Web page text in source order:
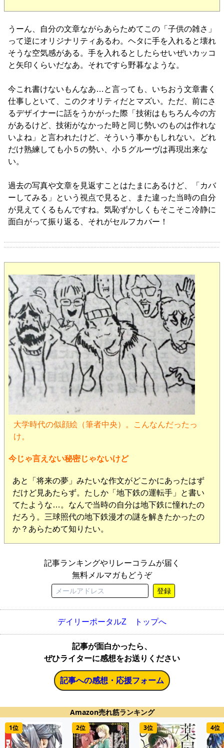
うーん、自分の文章ながらあらためてこの「子供の雑さ」
って逆にオリジナリティあるわ。ヘタに手を入れると壊れ
そうな空気感がある。手を入れるとしたらせいぜいカッコ
と矢印くらいだなあ。それですら野暮なような。
今これ書けないもんなあ…と言っても、いちおう文章書く
仕事しといて、このクオリティだとマズい。ただ、前にさ
るデザイナーに話をうかがった際「技術はもちろん今の方
があるけど、技術がなかった時と同じ勢いのものは作れな
いよね」と言われたけど、そういう事かもしれない。どれ
だけ熟練しても小５の勢い、小５グルーヴは再現出来な
い。
過去の写真や文章を見返すことはたまにあるけど、「カバ
ーしてみる」という視点で見ると、また違った当時の自分
が見えてくるもんですね。気恥ずかしくもそこそこ冷静に
面白がって振り返る、それがセルフカバー！
大学時代の似顔絵（筆者中央）。こんなんだったっ
け。
今じゃ言えない秘密じゃないけど
あと「将来の夢」みたいな作文がどこかにあったはず
だけど見あたらず。たしか「地下鉄の運転手」と書い
てたような…。なんで当時の自分は地下鉄に憧れたの
だろう。三球照代の地下鉄漫才の謎を解きたかったの
か？あらためて知りたい。
記事ランキングやリレーコラムが届く
無料メルマガもどうぞ
登録
デイリーポータルZ トップへ
記事が面白かったら、
ぜひライターに感想をお送りください
記事への感想・応援フォーム
Amazon売れ筋ランキング
1位 2位 3位 4位